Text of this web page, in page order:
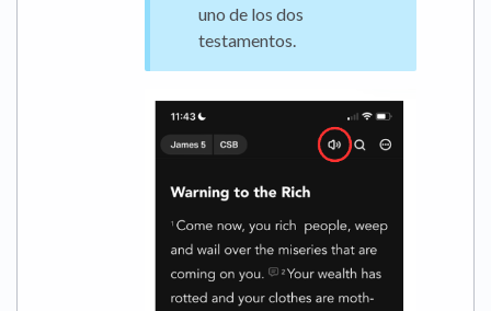
uno de los dos
testamentos.